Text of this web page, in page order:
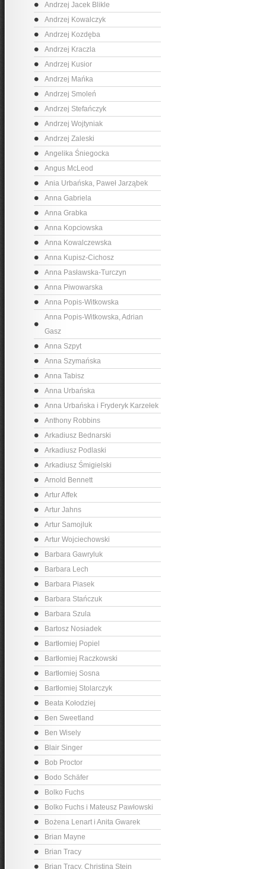
Andrzej Jacek Blikle
Andrzej Kowalczyk
Andrzej Kozdęba
Andrzej Kraczla
Andrzej Kusior
Andrzej Mańka
Andrzej Smoleń
Andrzej Stefańczyk
Andrzej Wojtyniak
Andrzej Zaleski
Angelika Śniegocka
Angus McLeod
Ania Urbańska, Paweł Jarząbek
Anna Gabriela
Anna Grabka
Anna Kopciowska
Anna Kowalczewska
Anna Kupisz-Cichosz
Anna Pasławska-Turczyn
Anna Piwowarska
Anna Popis-Witkowska
Anna Popis-Witkowska, Adrian
Gasz
Anna Szpyt
Anna Szymańska
Anna Tabisz
Anna Urbańska
Anna Urbańska i Fryderyk Karzełek
Anthony Robbins
Arkadiusz Bednarski
Arkadiusz Podlaski
Arkadiusz Śmigielski
Arnold Bennett
Artur Affek
Artur Jahns
Artur Samojluk
Artur Wojciechowski
Barbara Gawryluk
Barbara Lech
Barbara Piasek
Barbara Stańczuk
Barbara Szula
Bartosz Nosiadek
Bartłomiej Popiel
Bartłomiej Raczkowski
Bartłomiej Sosna
Bartłomiej Stolarczyk
Beata Kołodziej
Ben Sweetland
Ben Wisely
Blair Singer
Bob Proctor
Bodo Schäfer
Bolko Fuchs
Bolko Fuchs i Mateusz Pawłowski
Bożena Lenart i Anita Gwarek
Brian Mayne
Brian Tracy
Brian Tracy, Christina Stein